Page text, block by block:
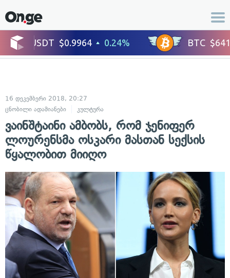
16 დეკემბერი 2018, 20:27
ცნობილი ადამიანები
კულტურა
ვაინშტაინი ამბობს, რომ ჯენიფერ
ლოურენსმა ოსკარი მასთან სექსის
წყალობით მიიღო